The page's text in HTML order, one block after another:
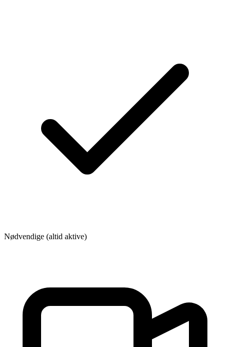
Nødvendige (altid aktive)